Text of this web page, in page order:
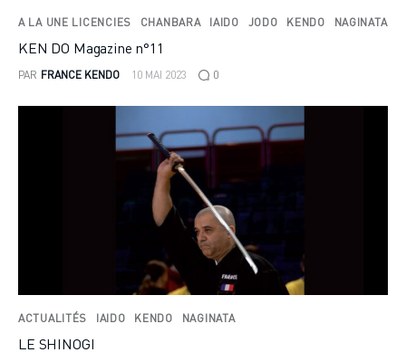
A LA UNE LICENCIES CHANBARA IAIDO JODO KENDO NAGINATA
KEN DO Magazine n°11
PAR FRANCE KENDO 10 MAI 2023 0
ACTUALITÉS IAIDO KENDO NAGINATA
LE SHINOGI